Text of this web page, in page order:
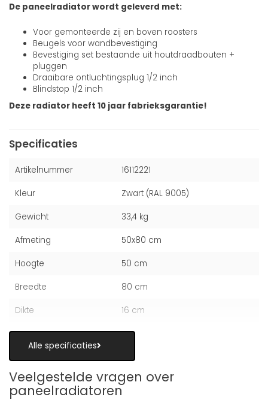
De paneelradiator wordt geleverd met:
Voor gemonteerde zij en boven roosters
Beugels voor wandbevestiging
Bevestiging set bestaande uit houtdraadbouten +
pluggen
Draaibare ontluchtingsplug 1/2 inch
Blindstop 1/2 inch
Deze radiator heeft 10 jaar fabrieksgarantie!
Specificaties
Artikelnummer 16112221
Kleur Zwart (RAL 9005)
Gewicht 33,4 kg
Afmeting 50x80 cm
Hoogte 50 cm
Breedte 80 cm
Dikte 16 cm
Alle specificaties
Veelgestelde vragen over
paneelradiatoren